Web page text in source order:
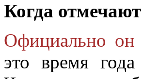
Когда отмечают
Официально он
это время